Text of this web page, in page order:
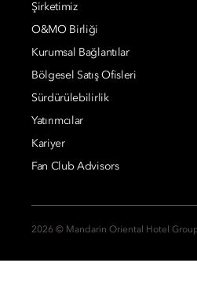
Şirketimiz
O&MO Birliği
Kurumsal Bağlantılar
Bölgesel Satış Ofisleri
Sürdürülebilirlik
Yatırımcılar
Kariyer
Fan Club Advisors
2026 © Mandarin Oriental Hotel